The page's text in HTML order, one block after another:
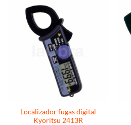
Localizador fugas digital
Kyoritsu 2413R